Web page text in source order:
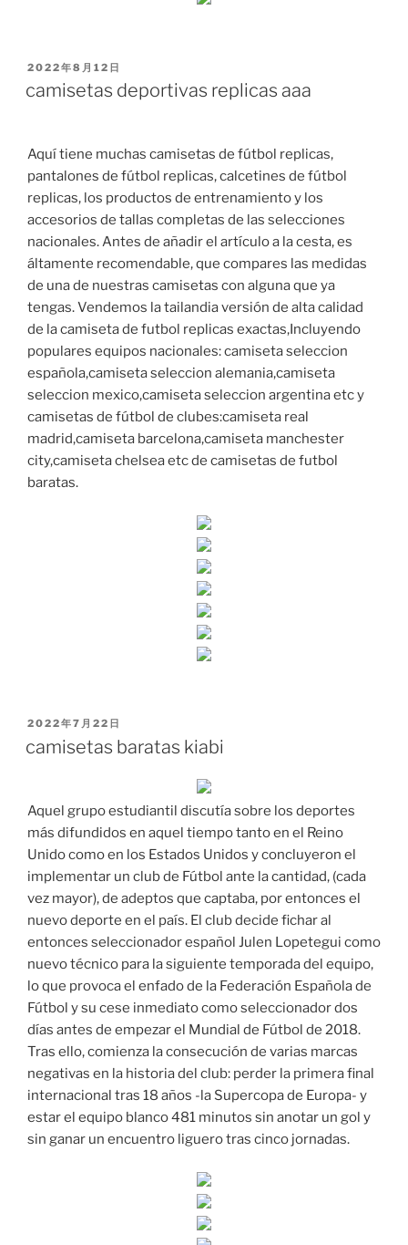
PUBLICADO
2022年8月12日
camisetas deportivas replicas aaa
Aquí tiene muchas camisetas de fútbol replicas,
pantalones de fútbol replicas, calcetines de fútbol
replicas, los productos de entrenamiento y los
accesorios de tallas completas de las selecciones
nacionales. Antes de añadir el artículo a la cesta, es
áltamente recomendable, que compares las medidas
de una de nuestras camisetas con alguna que ya
tengas. Vendemos la tailandia versión de alta calidad
de la camiseta de futbol replicas exactas,Incluyendo
populares equipos nacionales: camiseta seleccion
española,camiseta seleccion alemania,camiseta
seleccion mexico,camiseta seleccion argentina etc y
camisetas de fútbol de clubes:camiseta real
madrid,camiseta barcelona,camiseta manchester
city,camiseta chelsea etc de camisetas de futbol
baratas.
PUBLICADO
2022年7月22日
camisetas baratas kiabi
Aquel grupo estudiantil discutía sobre los deportes
más difundidos en aquel tiempo tanto en el Reino
Unido como en los Estados Unidos y concluyeron el
implementar un club de Fútbol ante la cantidad, (cada
vez mayor), de adeptos que captaba, por entonces el
nuevo deporte en el país. El club decide fichar al
entonces seleccionador español Julen Lopetegui como
nuevo técnico para la siguiente temporada del equipo,
lo que provoca el enfado de la Federación Española de
Fútbol y su cese inmediato como seleccionador dos
días antes de empezar el Mundial de Fútbol de 2018.
Tras ello, comienza la consecución de varias marcas
negativas en la historia del club: perder la primera final
internacional tras 18 años -la Supercopa de Europa- y
estar el equipo blanco 481 minutos sin anotar un gol y
sin ganar un encuentro liguero tras cinco jornadas.